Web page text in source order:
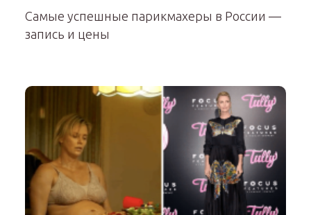
Самые успешные парикмахеры в России —
запись и цены